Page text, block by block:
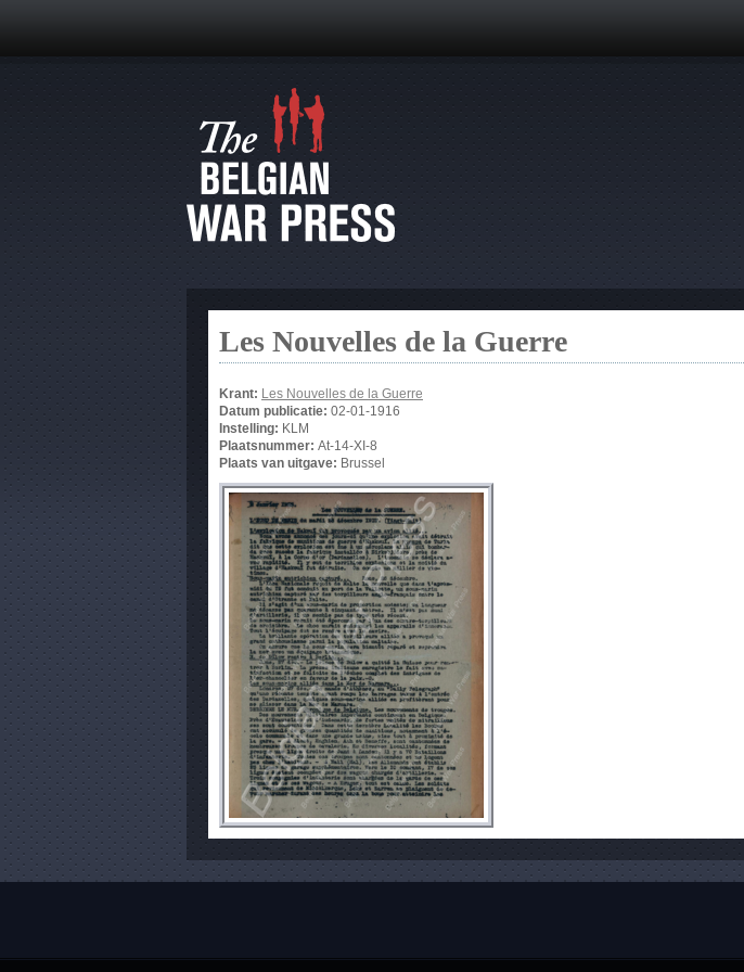
Les Nouvelles de la Guerre
Krant: Les Nouvelles de la Guerre
Datum publicatie: 02-01-1916
Instelling: KLM
Plaatsnummer: At-14-XI-8
Plaats van uitgave: Brussel